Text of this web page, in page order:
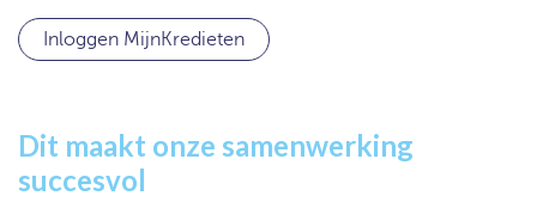
Inloggen MijnKredieten
Dit maakt onze samenwerking
succesvol